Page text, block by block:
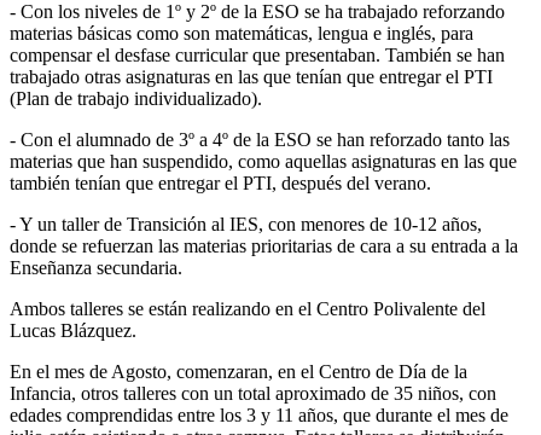
- Con los niveles de 1º y 2º de la ESO se ha trabajado reforzando
materias básicas como son matemáticas, lengua e inglés, para
compensar el desfase curricular que presentaban. También se han
trabajado otras asignaturas en las que tenían que entregar el PTI
(Plan de trabajo individualizado).
- Con el alumnado de 3º a 4º de la ESO se han reforzado tanto las
materias que han suspendido, como aquellas asignaturas en las que
también tenían que entregar el PTI, después del verano.
- Y un taller de Transición al IES, con menores de 10-12 años,
donde se refuerzan las materias prioritarias de cara a su entrada a la
Enseñanza secundaria.
Ambos talleres se están realizando en el Centro Polivalente del
Lucas Blázquez.
En el mes de Agosto, comenzaran, en el Centro de Día de la
Infancia, otros talleres con un total aproximado de 35 niños, con
edades comprendidas entre los 3 y 11 años, que durante el mes de